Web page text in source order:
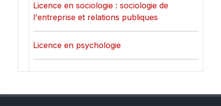
Licence en sociologie : sociologie de
l'entreprise et relations publiques
Licence en psychologie